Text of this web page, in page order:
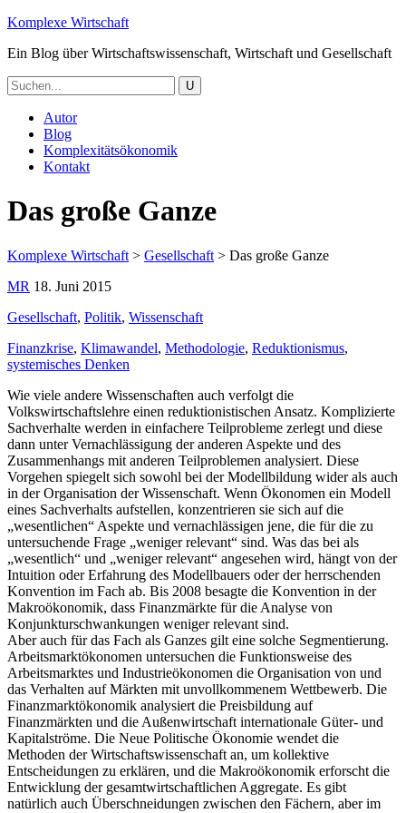
Komplexe Wirtschaft
Ein Blog über Wirtschaftswissenschaft, Wirtschaft und Gesellschaft
Autor
Blog
Komplexitätsökonomik
Kontakt
Das große Ganze
Komplexe Wirtschaft > Gesellschaft > Das große Ganze
MR 18. Juni 2015
Gesellschaft, Politik, Wissenschaft
Finanzkrise, Klimawandel, Methodologie, Reduktionismus,
systemisches Denken
Wie viele andere Wissenschaften auch verfolgt die
Volkswirtschaftslehre einen reduktionistischen Ansatz. Komplizierte
Sachverhalte werden in einfachere Teilprobleme zerlegt und diese
dann unter Vernachlässigung der anderen Aspekte und des
Zusammenhangs mit anderen Teilproblemen analysiert. Diese
Vorgehen spiegelt sich sowohl bei der Modellbildung wider als auch
in der Organisation der Wissenschaft. Wenn Ökonomen ein Modell
eines Sachverhalts aufstellen, konzentrieren sie sich auf die
„wesentlichen“ Aspekte und vernachlässigen jene, die für die zu
untersuchende Frage „weniger relevant“ sind. Was das bei als
„wesentlich“ und „weniger relevant“ angesehen wird, hängt von der
Intuition oder Erfahrung des Modellbauers oder der herrschenden
Konvention im Fach ab. Bis 2008 besagte die Konvention in der
Makroökonomik, dass Finanzmärkte für die Analyse von
Konjunkturschwankungen weniger relevant sind.
Aber auch für das Fach als Ganzes gilt eine solche Segmentierung.
Arbeitsmarktökonomen untersuchen die Funktionsweise des
Arbeitsmarktes und Industrieökonomen die Organisation von und
das Verhalten auf Märkten mit unvollkommenem Wettbewerb. Die
Finanzmarktökonomik analysiert die Preisbildung auf
Finanzmärkten und die Außenwirtschaft internationale Güter- und
Kapitalströme. Die Neue Politische Ökonomie wendet die
Methoden der Wirtschaftswissenschaft an, um kollektive
Entscheidungen zu erklären, und die Makroökonomik erforscht die
Entwicklung der gesamtwirtschaftlichen Aggregate. Es gibt
natürlich auch Überschneidungen zwischen den Fächern, aber im